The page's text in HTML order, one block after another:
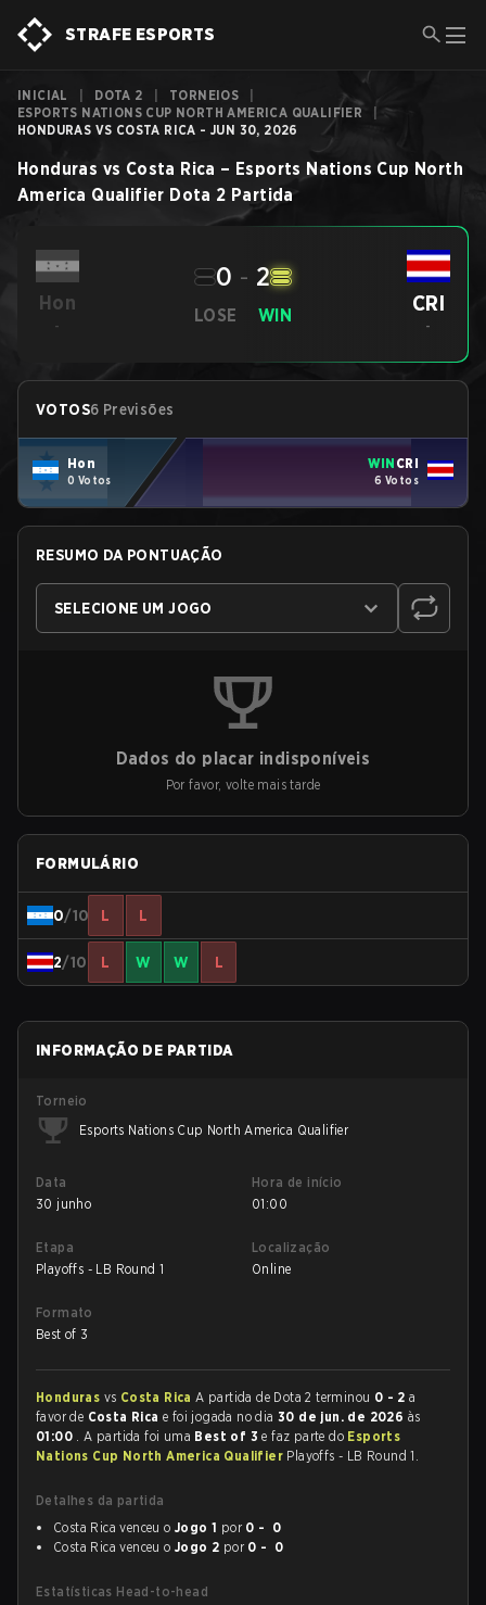
STRAFE ESPORTS
INICIAL DOTA 2 TORNEIOS
ESPORTS NATIONS CUP NORTH AMERICA QUALIFIER
HONDURAS VS COSTA RICA - JUN 30, 2026
Honduras vs Costa Rica – Esports Nations Cup North
America Qualifier Dota 2 Partida
Hon
-
LOSE
0 - 2
WIN CRI
-
VOTOS6 Previsões
Hon
0 Votos
WIN CRI
6 Votos
RESUMO DA PONTUAÇÃO
SELECIONE UM JOGO
Dados do placar indisponíveis
Por favor, volte mais tarde
FORMULÁRIO
0/10 L L
2/10 L W W L
INFORMAÇÃO DE PARTIDA
Torneio
Esports Nations Cup North America Qualifier
Data
30 junho
Hora de início
01:00
Etapa
Playoffs - LB Round 1
Localização
Online
Formato
Best of 3
Honduras vs Costa RicaA partida de Dota 2 terminou 0 - 2 a
favor de Costa Ricae foi jogada no dia30 de jun. de 2026 às
01:00 . A partida foi uma Best of 3e faz parte do Esports
Nations Cup North America Qualifier Playoffs - LB Round 1.
Detalhes da partida
Costa Rica venceu o Jogo 1 por 0 - 0
Costa Rica venceu o Jogo 2 por 0 - 0
Estatísticas Head-to-head